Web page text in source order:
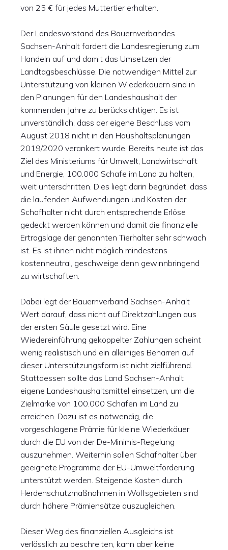
von 25 € für jedes Muttertier erhalten.
Der Landesvorstand des Bauernverbandes
Sachsen-Anhalt fordert die Landesregierung zum
Handeln auf und damit das Umsetzen der
Landtagsbeschlüsse. Die notwendigen Mittel zur
Unterstützung von kleinen Wiederkäuern sind in
den Planungen für den Landeshaushalt der
kommenden Jahre zu berücksichtigen. Es ist
unverständlich, dass der eigene Beschluss vom
August 2018 nicht in den Haushaltsplanungen
2019/2020 verankert wurde. Bereits heute ist das
Ziel des Ministeriums für Umwelt, Landwirtschaft
und Energie, 100.000 Schafe im Land zu halten,
weit unterschritten. Dies liegt darin begründet, dass
die laufenden Aufwendungen und Kosten der
Schafhalter nicht durch entsprechende Erlöse
gedeckt werden können und damit die finanzielle
Ertragslage der genannten Tierhalter sehr schwach
ist. Es ist ihnen nicht möglich mindestens
kostenneutral, geschweige denn gewinnbringend
zu wirtschaften.
Dabei legt der Bauernverband Sachsen-Anhalt
Wert darauf, dass nicht auf Direktzahlungen aus
der ersten Säule gesetzt wird. Eine
Wiedereinführung gekoppelter Zahlungen scheint
wenig realistisch und ein alleiniges Beharren auf
dieser Unterstützungsform ist nicht zielführend.
Stattdessen sollte das Land Sachsen-Anhalt
eigene Landeshaushaltsmittel einsetzen, um die
Zielmarke von 100.000 Schafen im Land zu
erreichen. Dazu ist es notwendig, die
vorgeschlagene Prämie für kleine Wiederkäuer
durch die EU von der De-Minimis-Regelung
auszunehmen. Weiterhin sollen Schafhalter über
geeignete Programme der EU-Umweltförderung
unterstützt werden. Steigende Kosten durch
Herdenschutzmaßnahmen in Wolfsgebieten sind
durch höhere Prämiensätze auszugleichen.
Dieser Weg des finanziellen Ausgleichs ist
verlässlich zu beschreiten, kann aber keine